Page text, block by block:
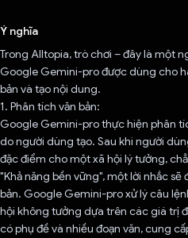
Ý nghĩa
Trong Alltopia, trò chơi – đây là một
Google Gemini-pro được dùng cho
bản và tạo nội dung.
1. Phân tích văn bản:
Google Gemini-pro thực hiện phân
do người dùng tạo. Sau khi người
đặc điểm cho một xã hội lý tưởng,
"Khả năng bền vững", một lời nhắc
bản. Google Gemini-pro xử lý câu
hội không tưởng dựa trên các giá trị
có phụ đề và nhiều đoạn văn, cung